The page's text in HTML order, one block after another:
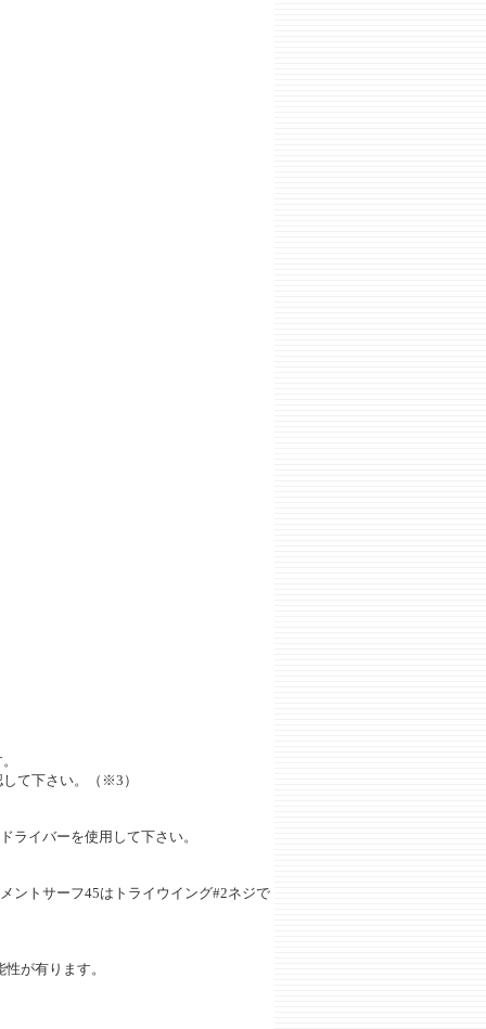
て下さい。（※3）
ライバーを使用して下さい。
ントサーフ45はトライウイング#2ネジで
が有ります。